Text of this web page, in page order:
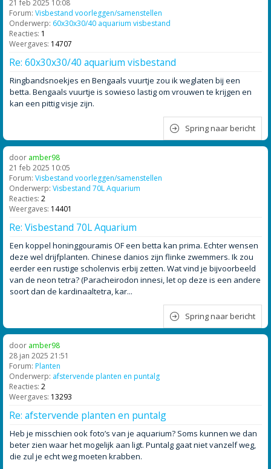
21 feb 2025 10:08
Forum: Visbestand voorleggen/samenstellen
Onderwerp: 60x30x30/40 aquarium visbestand
Reacties: 1
Weergaves: 14707
Re: 60x30x30/40 aquarium visbestand
Ringbandsnoekjes en Bengaals vuurtje zou ik weglaten bij een
betta. Bengaals vuurtje is sowieso lastig om vrouwen te krijgen en
kan een pittig visje zijn.
Spring naar bericht
door amber98
21 feb 2025 10:05
Forum: Visbestand voorleggen/samenstellen
Onderwerp: Visbestand 70L Aquarium
Reacties: 2
Weergaves: 14401
Re: Visbestand 70L Aquarium
Een koppel honinggouramis OF een betta kan prima. Echter wensen
deze wel drijfplanten. Chinese danios zijn flinke zwemmers. Ik zou
eerder een rustige scholenvis erbij zetten. Wat vind je bijvoorbeeld
van de neon tetra? (Paracheirodon innesi, let op deze is een andere
soort dan de kardinaaltetra, kar...
Spring naar bericht
door amber98
28 jan 2025 21:51
Forum: Planten
Onderwerp: afstervende planten en puntalg
Reacties: 2
Weergaves: 13293
Re: afstervende planten en puntalg
Heb je misschien ook foto’s van je aquarium? Soms kunnen we dan
beter zien waar het mogelijk aan ligt. Puntalg gaat niet vanzelf weg,
die zul je echt weg moeten krabben.